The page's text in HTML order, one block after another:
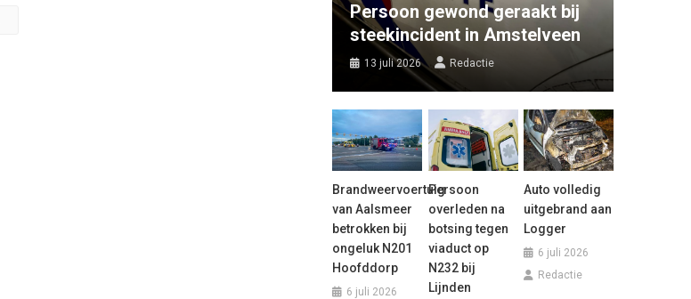
Persoon gewond geraakt bij
steekincident in Amstelveen
13 juli 2026 Redactie
Brandweervoertuig
van Aalsmeer
betrokken bij
ongeluk N201
Hoofddorp
6 juli 2026
Persoon
overleden na
botsing tegen
viaduct op
N232 bij
Lijnden
Auto volledig
uitgebrand aan
Logger
6 juli 2026
Redactie